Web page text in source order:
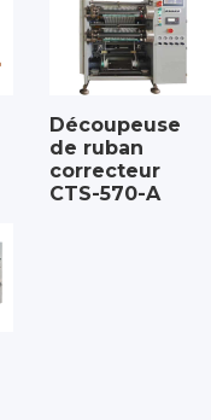
Découpeuse
de ruban
correcteur
CTS-570-A